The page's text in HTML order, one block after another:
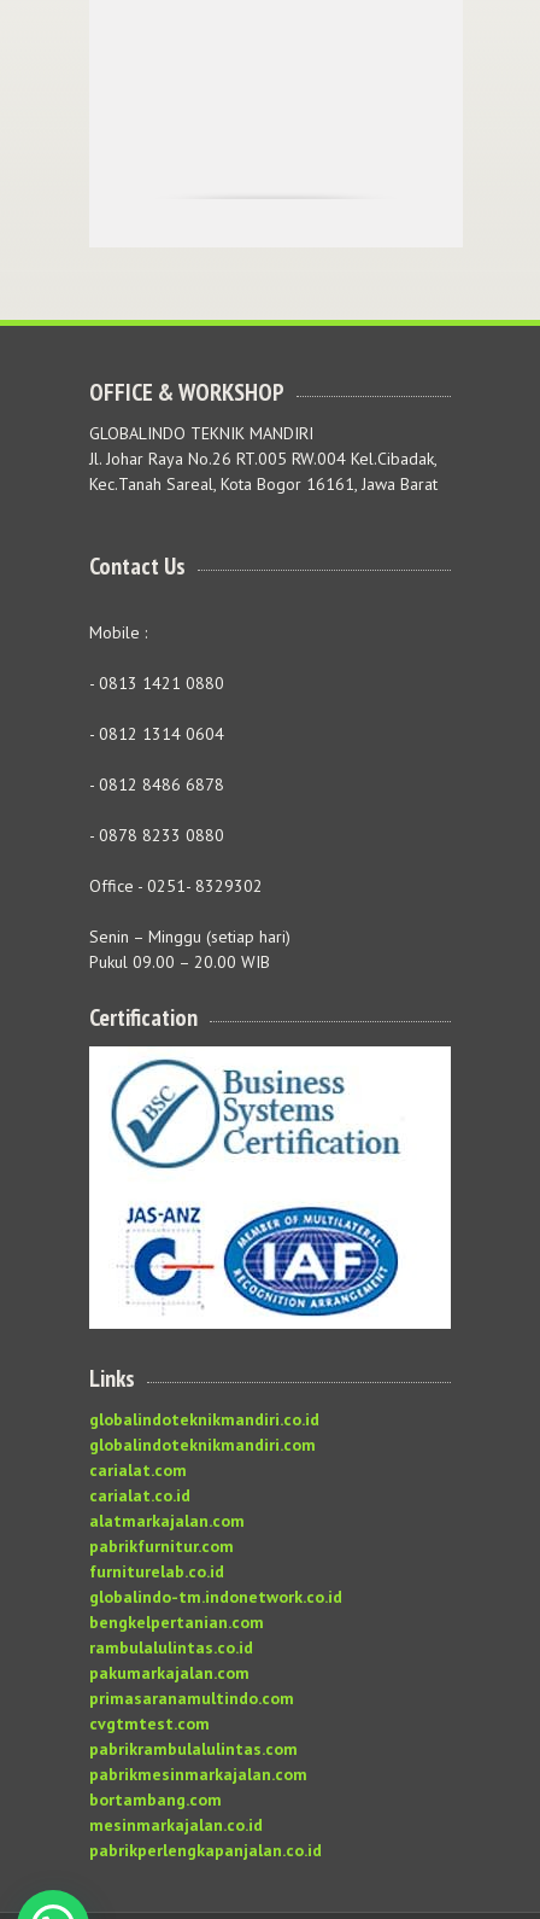
OFFICE & WORKSHOP
GLOBALINDO TEKNIK MANDIRI
Jl. Johar Raya No.26 RT.005 RW.004 Kel.Cibadak,
Kec.Tanah Sareal, Kota Bogor 16161, Jawa Barat
Contact Us
Mobile :
- 0813 1421 0880
- 0812 1314 0604
- 0812 8486 6878
- 0878 8233 0880
Office - 0251- 8329302
Senin – Minggu (setiap hari)
Pukul 09.00 – 20.00 WIB
Certification
Links
globalindoteknikmandiri.co.id
globalindoteknikmandiri.com
carialat.com
carialat.co.id
alatmarkajalan.com
pabrikfurnitur.com
furniturelab.co.id
globalindo-tm.indonetwork.co.id
bengkelpertanian.com
rambulalulintas.co.id
pakumarkajalan.com
primasaranamultindo.com
cvgtmtest.com
pabrikrambulalulintas.com
pabrikmesinmarkajalan.com
bortambang.com
mesinmarkajalan.co.id
pabrikperlengkapanjalan.co.id